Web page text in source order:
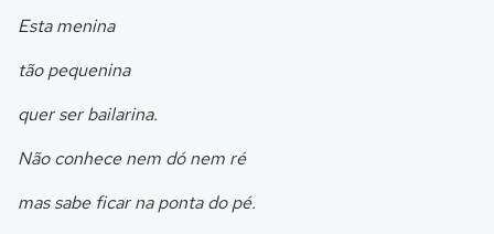
Esta menina
tão pequenina
quer ser bailarina.
Não conhece nem dó nem ré
mas sabe ficar na ponta do pé.